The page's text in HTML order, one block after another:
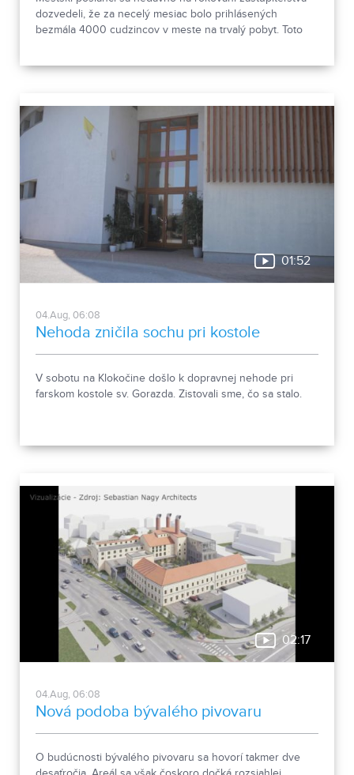
dozvedeli, že za necelý mesiac bolo prihlásených
bezmála 4000 cudzincov v meste na trvalý pobyt. Toto
01:52
04.Aug, 06:08
Nehoda zničila sochu pri kostole
V sobotu na Klokočine došlo k dopravnej nehode pri
farskom kostole sv. Gorazda. Zistovali sme, čo sa stalo.
02:17
04.Aug, 06:08
Nová podoba bývalého pivovaru
O budúcnosti bývalého pivovaru sa hovorí takmer dve